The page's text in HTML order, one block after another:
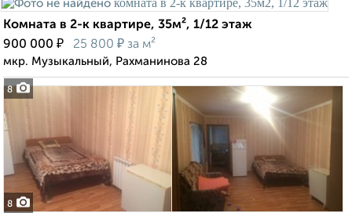
8
Комната в 2-к квартире, 35м², 1/12 этаж
900 000 ₽ 25 800 ₽ за м²
мкр. Музыкальный, Рахманинова 28
8